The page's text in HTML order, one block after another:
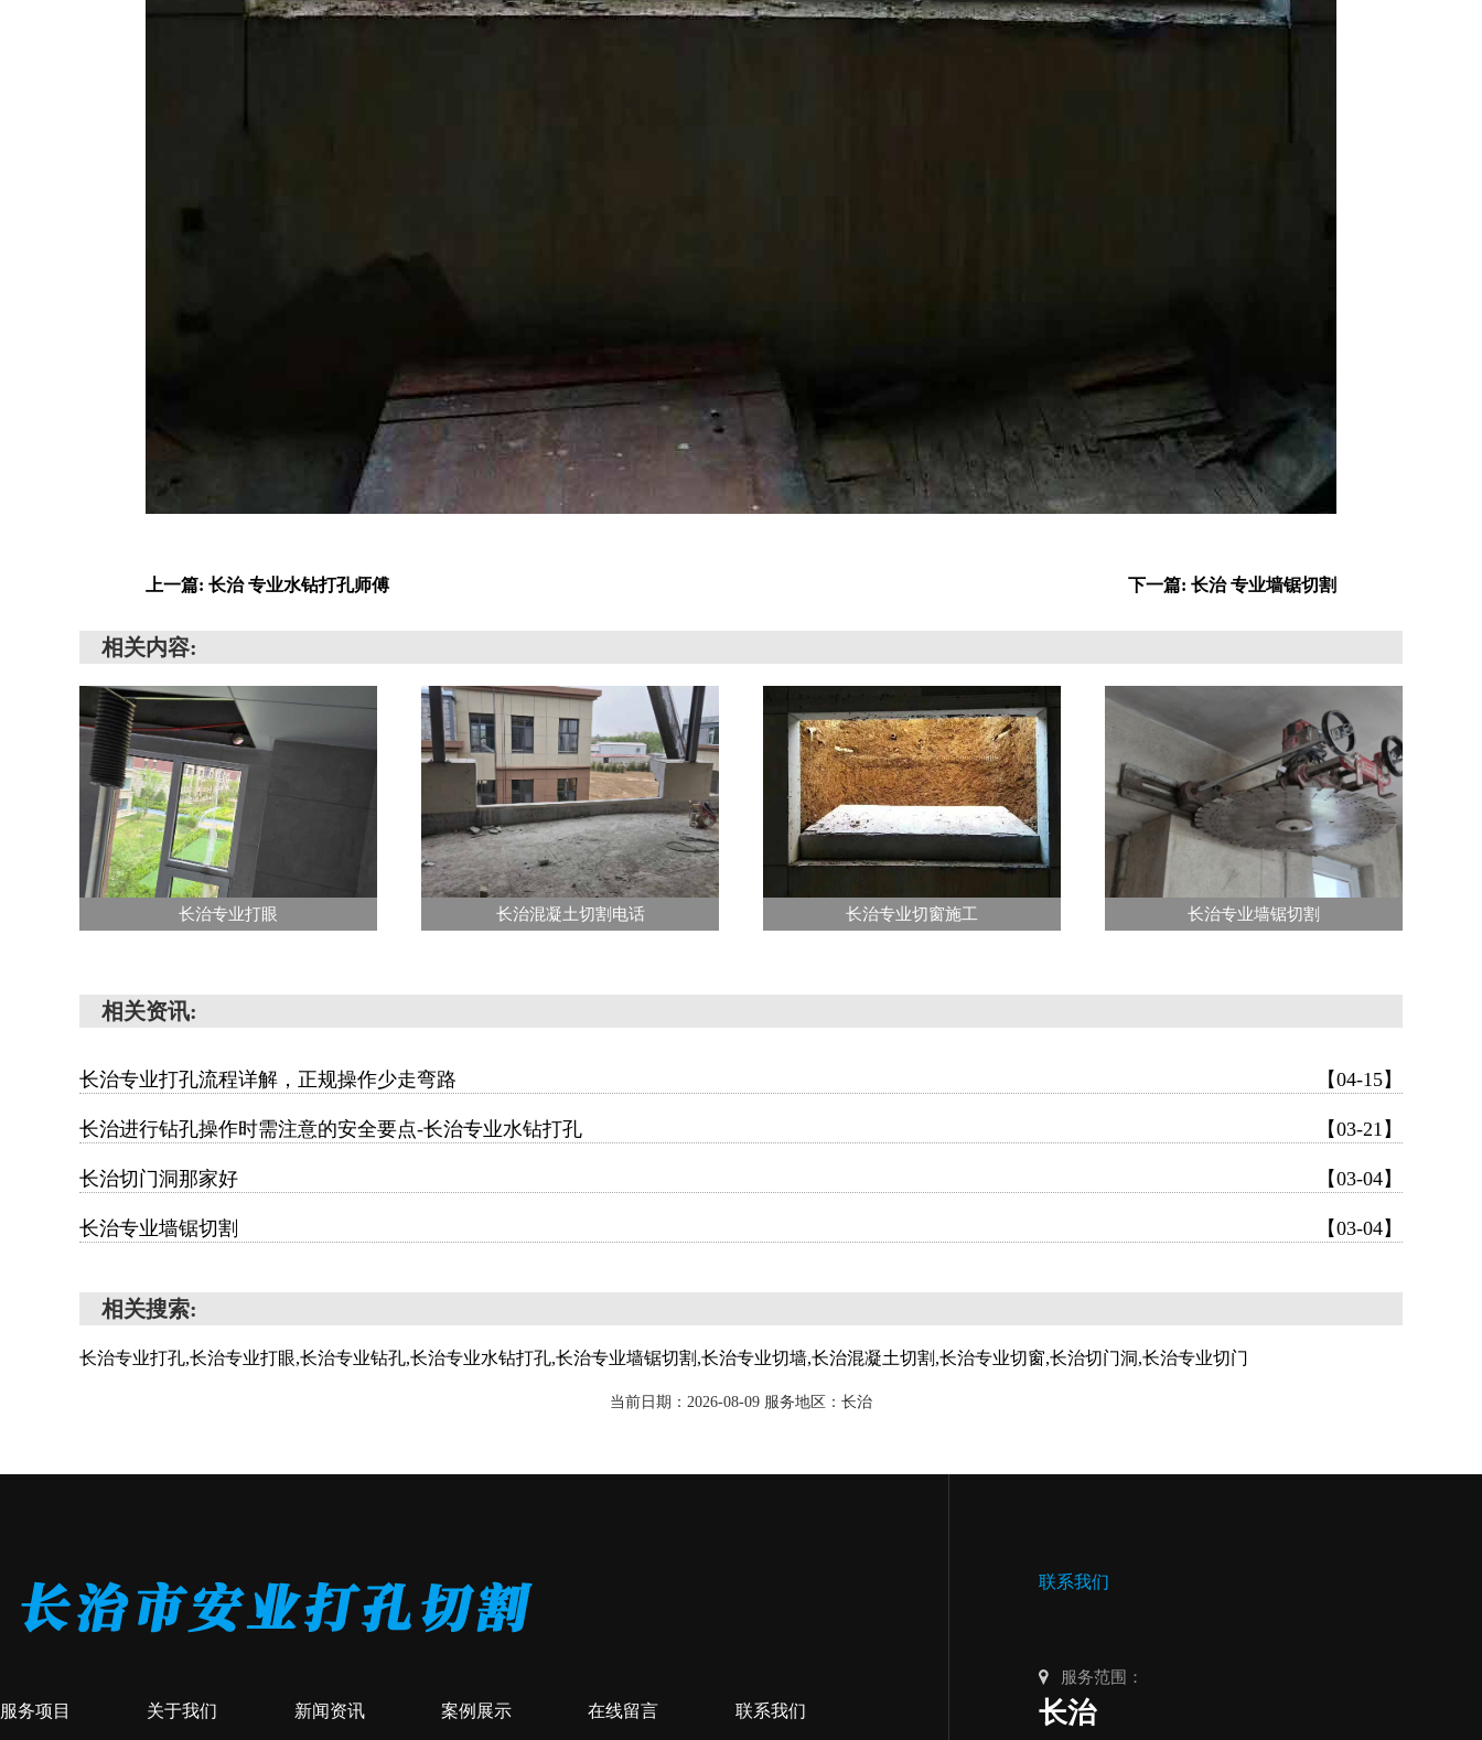
上一篇: 长治 专业水钻打孔师傅 下一篇: 长治 专业墙锯切割
相关内容:
长治专业打眼 长治混凝土切割电话 长治专业切窗施工 长治专业墙锯切割
相关资讯:
长治专业打孔流程详解，正规操作少走弯路 【04-15】
长治进行钻孔操作时需注意的安全要点-长治专业水钻打孔 【03-21】
长治切门洞那家好 【03-04】
长治专业墙锯切割 【03-04】
相关搜索:
长治专业打孔,长治专业打眼,长治专业钻孔,长治专业水钻打孔,长治专业墙锯切割,长治专业切墙,长治混凝土切割,长治专业切窗,长治切门洞,长治专业切门
当前日期：2026-08-09 服务地区：长治
服务项目 关于我们 新闻资讯 案例展示 在线留言 联系我们
联系我们
服务范围：
长治